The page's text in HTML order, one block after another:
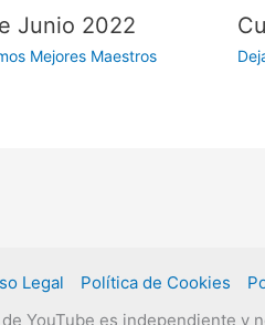
Junio 2022
Mejores Maestros
Legal Política de Cookies
YouTube es independiente y